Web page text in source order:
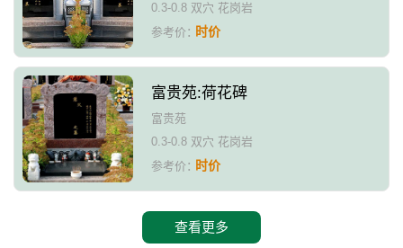
0.3-0.8 双穴 花岗岩
参考价：时价
富贵苑:荷花碑
富贵苑
0.3-0.8 双穴 花岗岩
参考价：时价
查看更多